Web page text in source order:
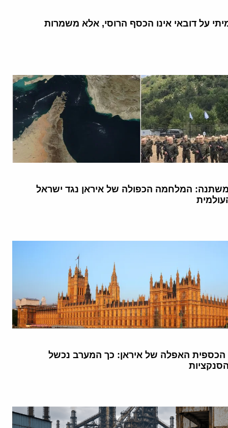
#مرگ_بر_خامنه_ای_مزدور_روس
על דובאי אינו הכסף הרוסי, אלא משמרות
המלחמה הכפולה של איראן נגד ישראל
הכספית האפלה של איראן: כך המערב נכשל